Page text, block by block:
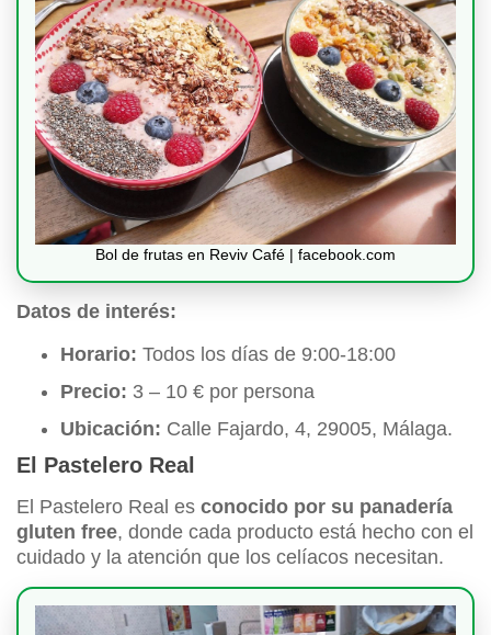
Bol de frutas en Reviv Café | facebook.com
Datos de interés:
Horario: Todos los días de 9:00-18:00
Precio: 3 – 10 € por persona
Ubicación: Calle Fajardo, 4, 29005, Málaga.
El Pastelero Real
El Pastelero Real es conocido por su panadería
gluten free, donde cada producto está hecho con el
cuidado y la atención que los celíacos necesitan.